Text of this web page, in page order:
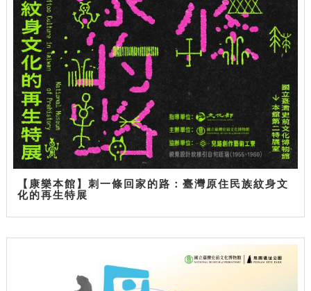
【康樂本館】刺一條回家的路：臺灣原住民族紋身文
化的再生特展